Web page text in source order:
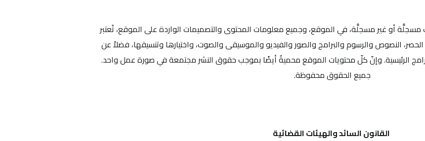
أو غير مسجلَّة، في الموقع، وجميع معلومات المحتوى والتصميمات الواردة على الموقع، تُعتبر
النصوص والرسوم والبرامج والصور والفيديو والموسيقى والصوت، واختيارها وتنسيقها، فضلاً عن
الرئيسية. وإنّ كلّ محتويات الموقع محميةٌ أيضًا بموجب حقوق النشر مجتمعة في صورة عمل واحد.
جميع الحقوق محفوظة.
القانون السائد والهيئات القضائية